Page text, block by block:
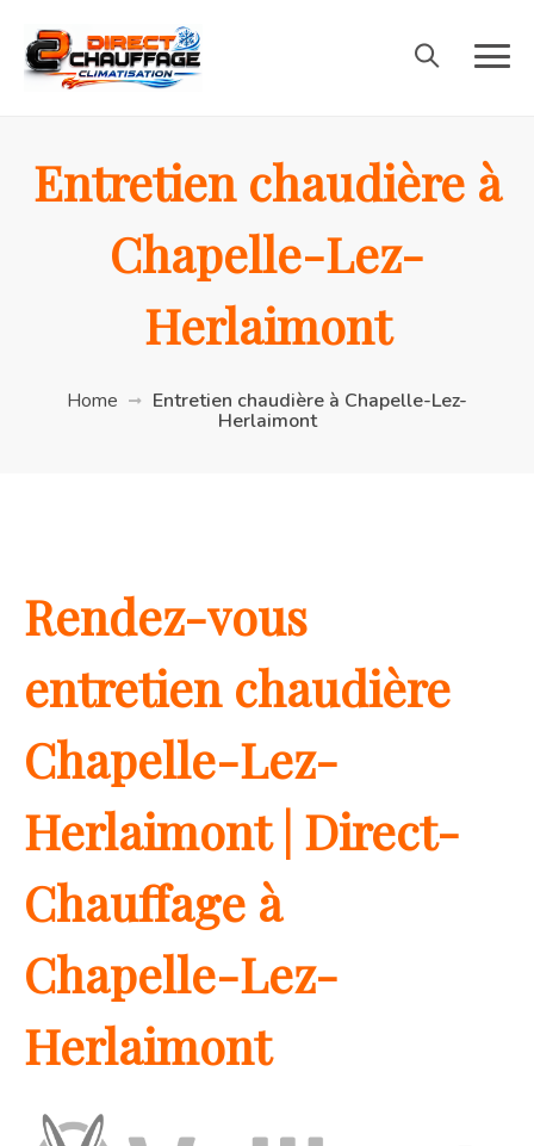
Entretien chaudière à
Chapelle-Lez-
Herlaimont
Home Entretien chaudière à Chapelle-Lez-
Herlaimont
Rendez-vous
entretien chaudière
Chapelle-Lez-
Herlaimont | Direct-
Chauffage à
Chapelle-Lez-
Herlaimont